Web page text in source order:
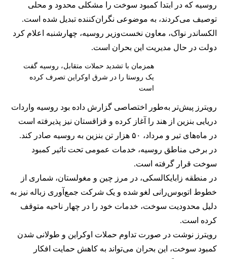
روسیه که در ابتدا کمبود سوخت را مشکلی محدود و محلی
توصیف می‌کردند، به موضوعی نگران‌کننده تبدیل شده است.
الکساندر نواک، معاون نخست‌وزیر روسیه، چهارشنبه اعلام کرد
دولت در حال مدیریت این بحران است.
همزمان با تشدید حملات متقابل، روسیه گفت
یک روستا را در شرق اوکراین تصرف کرده
است
رویترز پیش‌تر به‌طور اختصاصی گزارش داده بود روسیه واردات
دریایی بنزین از هند را آغاز کرده و قزاقستان نیز پذیرفته است
در ماه‌های تیر و مرداد، ۵۰ هزار تن بنزین به روسیه صادر کند.
در برخی مناطق روسیه، خدمات عمومی تحت تاثیر کمبود
سوخت قرار گرفته است.
در منطقه زابایکالسکی، در مرز چین و مغولستان، شماری از
خطوط اتوبوس‌رانی لغو شده و یک شرکت جمع‌آوری زباله نیز به
دلیل محدودیت سوخت، خدمات خود را در چهار ناحیه متوقف
کرده است.
رویترز نوشت در صورت تداوم حملات اوکراین و طولانی شدن
کمبود سوخت، این بحران می‌تواند به کاهش حمایت افکار